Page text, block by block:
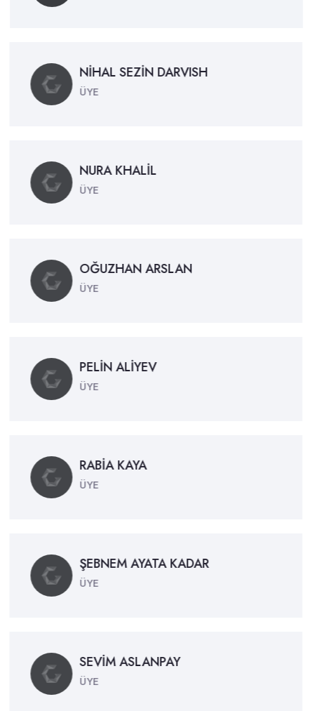
NİHAL SEZİN DARVISH
ÜYE
NURA KHALİL
ÜYE
OĞUZHAN ARSLAN
ÜYE
PELİN ALİYEV
ÜYE
RABİA KAYA
ÜYE
ŞEBNEM AYATA KADAR
ÜYE
SEVİM ASLANPAY
ÜYE